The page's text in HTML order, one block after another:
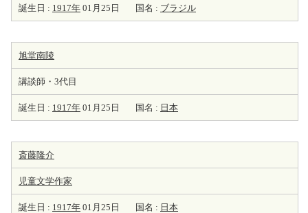
誕生日 : 1917年 01月25日 国名 : ブラジル
旭堂南陵
講談師・3代目
誕生日 : 1917年 01月25日 国名 : 日本
斎藤隆介
児童文学作家
誕生日 : 1917年 01月25日 国名 : 日本